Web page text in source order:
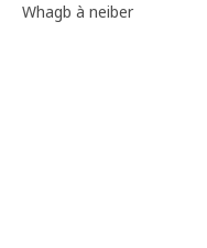
Whagb à neiber